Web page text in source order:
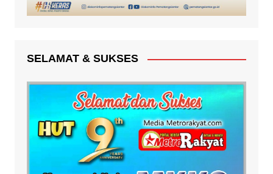
SELAMAT & SUKSES